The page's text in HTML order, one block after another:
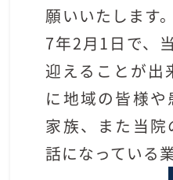
願いいたします
7年2月1日で、
迎えることが出
に地域の皆様
家族、また当
話になっている